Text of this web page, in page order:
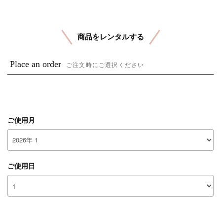
商品をレンタルする
Place an order ご注文時にご選択ください
ご使用月
ご使用日